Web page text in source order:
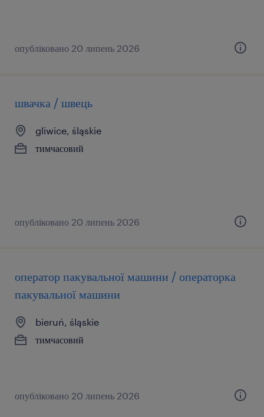
опубліковано 20 липень 2026
швачка / швець
gliwice, śląskie
тимчасовий
опубліковано 20 липень 2026
оператор пакувальної машини / операторка
пакувальної машини
bieruń, śląskie
тимчасовий
опубліковано 20 липень 2026